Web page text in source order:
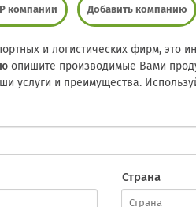
компании Добавить компанию
и логистических фирм, это
опишите производимые Вами
услуги и преимущества.
Страна